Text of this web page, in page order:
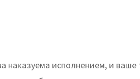
наказуема исполнением, и ваше